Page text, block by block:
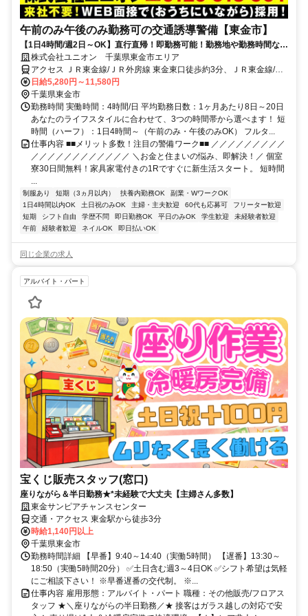
午前のみ午後のみ勤務可の交通誘導警備【東金市】
【1日4時間/週2日～OK】直行直帰！即勤務可能！勤務地や勤務時間など
ライフスタイルに合わせて働ける
株式会社ユニオン 千葉県東金市エリア
アクセス ＪＲ東金線/ＪＲ外房線 東金東口徒歩約3分、ＪＲ東金線/Ｊ
Ｒ外房線 福俵徒歩約36分、ＪＲ東金線/ＪＲ外房線 求名出入口1徒歩
約51分 千葉県東金市エリア（東金駅、求名駅、福俵駅、千葉駅等）
日給5,280円～11,580円
千葉県東金市
勤務時間 実働時間：4時間/日 平均勤務日数：1ヶ月あたり8日～20日
あなたのライフスタイルに合わせて、3つの時間帯から選べます！ 短
時間（ハーフ）：1日4時間～（午前のみ・午後のみOK） フルタ...
仕事内容 ■■メリット多数！注目の警備ワーク■■ ／／／／／／／／／
／／／／／／／／／／／／ ＼お金と住まいの悩み、即解決！／ 個室
寮30日間無料！家具家電付きの1Rですぐに新生活スタート。 短時間
制服あり 短期（3ヵ月以内） 扶養内勤務OK
副業・WワークOK
1日4時間以内OK
土日祝のみOK 主婦・主夫歓迎 60代も応募可
フリーター歓迎
短期
シフト自由 学歴不問 即日勤務OK 平日のみOK 学生歓迎
未経験者歓迎
午前
経験者歓迎 ネイルOK 即日払いOK
同じ企業の求人
アルバイト・パート
宝くじ販売スタッフ(窓口)
座りながら＆半日勤務★*未経験で大丈夫【主婦さん多数】
東金サンピアチャンスセンター
交通・アクセス 東金駅から徒歩3分
時給1,140円以上
千葉県東金市
勤務時間詳細 【早番】9:40～14:40（実働5時間） 【遅番】13:30～
18:50（実働5時間20分） ✅土日含む週3～4日OK ✅シフト希望は気軽
にご相談下さい！ ※早番遅番の交代制。 ※...
仕事内容 雇用形態：アルバイト・パート 職種：その他販売/フロアス
タッフ ★＼座りながらの半日勤務／★ 接客はガラス越しの対応で安